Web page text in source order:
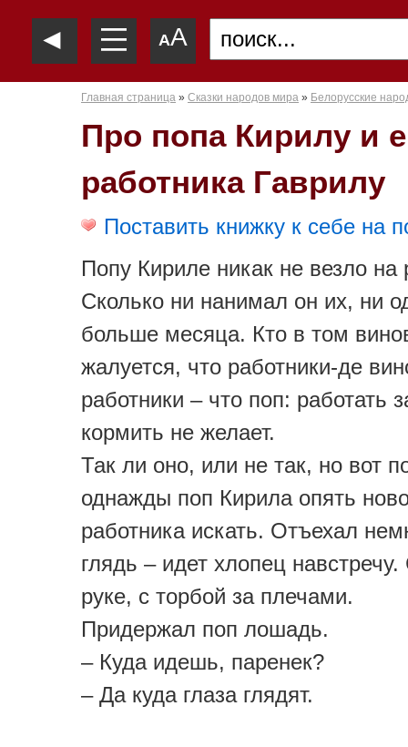
◄ —
—
— AA
Главная страница » Сказки народов мира » Белорусские
Про попа Кирилу и
работника Гаврилу
Поставить книжку к себе на
Попу Кириле никак не везло на
Сколько ни нанимал он их, ни
больше месяца. Кто в том
жалуется, что работники-де
работники – что поп: работать
кормить не желает.
Так ли оно, или не так, но вот
однажды поп Кирила опять
работника искать. Отъехал
глядь – идет хлопец
руке, с торбой за плечами.
Придержал поп лошадь.
– Куда идешь, паренек?
– Да куда глаза глядят.